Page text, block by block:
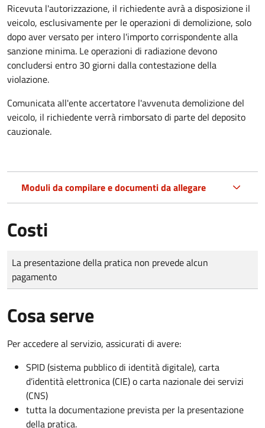
Ricevuta l'autorizzazione, il richiedente avrà a disposizione il
veicolo, esclusivamente per le operazioni di demolizione, solo
dopo aver versato per intero l'importo corrispondente alla
sanzione minima. Le operazioni di radiazione devono
concludersi entro 30 giorni dalla contestazione della
violazione.
Comunicata all'ente accertatore l'avvenuta demolizione del
veicolo, il richiedente verrà rimborsato di parte del deposito
cauzionale.
Moduli da compilare e documenti da allegare
Costi
Tipo di pagamento
Importo
La presentazione della pratica non prevede alcun
pagamento
Cosa serve
Per accedere al servizio, assicurati di avere:
SPID (sistema pubblico di identità digitale), carta
d’identità elettronica (CIE) o carta nazionale dei servizi
(CNS)
tutta la documentazione prevista per la presentazione
della pratica.